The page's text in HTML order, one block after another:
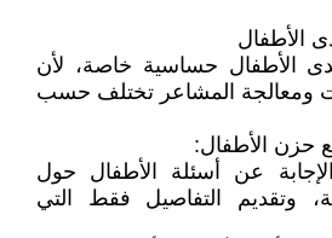
الأطفال
الأطفال حساسية خاصة، لأن
ومعالجة المشاعر تختلف حسب
حزن الأطفال:
عن أسئلة الأطفال حول
وتقديم التفاصيل فقط التي